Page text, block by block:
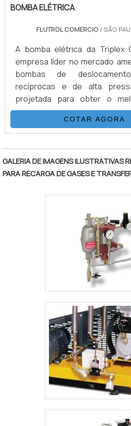
BOMBA ELÉTRICA
FLUTROL COMERCIO / SÃO
A bomba elétrica da Triplex
empresa líder no mercado
bombas de
recíprocas e de alta
projetada para obter o
benefício em alta vazão e
bomba foi construída com
qualidade e produzida sob
Além disso, é totalmente
triplex é acionado por motor
como principal característica
psi.INFORMAÇÕES ADIC.
COTAR AGORA
GALERIA DE IMAGENS ILUSTRATIVAS
PARA RECARGA DE GASES E